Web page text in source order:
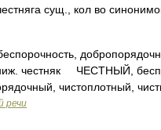
сущ., кол во
честняк ЧЕСТНЫЙ,
чистоплотный,
речи